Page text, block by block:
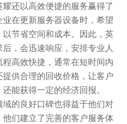
还以高效便捷的服务赢得了
在更新服务器设备时，希望
节省空间和成本。因此，英
，会迅速响应，安排专业人
高效快捷，通常在短时间内
供合理的回收价格，让客户
能获得一定的经济回报。
的良好口碑也得益于他们对
们建立了完善的客户服务体